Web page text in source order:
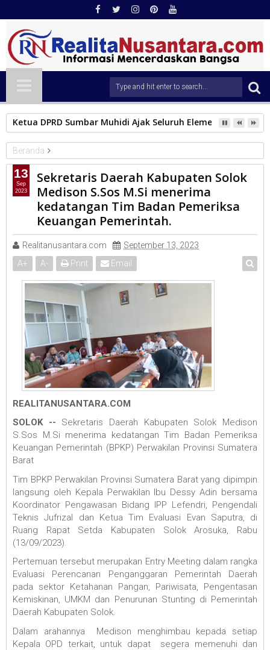
Ketua DPRD Sumbar Muhidi Ajak Seluruh Elemen
Beranda
KAB.SOLOK
Sekretaris Daerah Kabupaten Solok Medison S.Sos M.Si
menerima kedatangan Tim Badan Pemeriksa Keuangan
Pemerintah.
Sekretaris Daerah Kabupaten Solok
Medison S.Sos M.Si menerima
kedatangan Tim Badan Pemeriksa
Keuangan Pemerintah.
Realitanusantara.com
September 13, 2023
A+ A- Print Email
REALITANUSANTARA.COM
SOLOK -- Sekretaris Daerah Kabupaten Solok Medison
S.Sos M.Si menerima kedatangan Tim Badan Pemeriksa
Keuangan Pemerintah (BPKP) Perwakilan Provinsi Sumatera
Barat
Tim BPKP Perwakilan Provinsi Sumatera Barat yang dipimpin
langsung oleh Kepala Perwakilan Ibu Dessy Adin bersama
Koordinator Pengawasan Bidang IPP Lefendri, Pengendali
Teknis Jufrizal dan Ketua Tim Evaluasi Evan Saputra, di
Ruang Rapat Setda Kabupaten Solok Arosuka, Rabu
(13/09/2023).
Pertemuan tersebut merupakan Entry Meeting dalam rangka
Evaluasi Perencanan Penganggaran Pemerintah Daerah
pada sektor Ketahanan Pangan, Pariwisata, Pengentasan
Kemiskinan, UMKM dan Penurunan Stunting di Pemerintah
Daerah Kabupaten Solok.
Dalam arahannya Medison menghimbau kepada setiap
Kepala OPD terkait, untuk dapat segera memenuhi dan
13
Sep
2023